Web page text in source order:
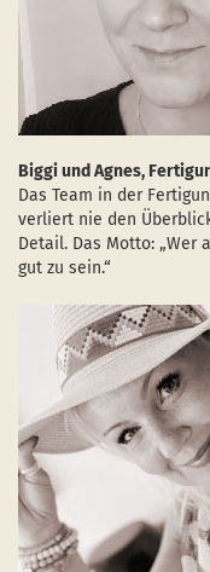
Biggi und Agnes,
Das Team in der
verliert nie den
Detail. Das Motto: „Wer
gut zu sein.“